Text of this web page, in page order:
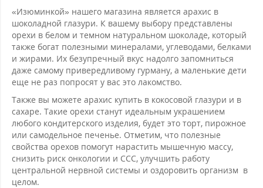
«Изюминкой» нашего магазина является арахис в
шоколадной глазури. К вашему выбору представлены
орехи в белом и темном натуральном шоколаде, который
также богат полезными минералами, углеводами, белками
и жирами. Их безупречный вкус надолго запомниться
даже самому привередливому гурману, а маленькие дети
еще не раз попросят у вас это лакомство.
Также вы можете арахис купить в кокосовой глазури и в
сахаре. Такие орехи станут идеальным украшением
любого кондитерского изделия, будет это торт, пирожное
или самодельное печенье. Отметим, что полезные
свойства орехов помогут нарастить мышечную массу,
снизить риск онкологии и ССС, улучшить работу
центральной нервной системы и оздоровить организм в
целом.